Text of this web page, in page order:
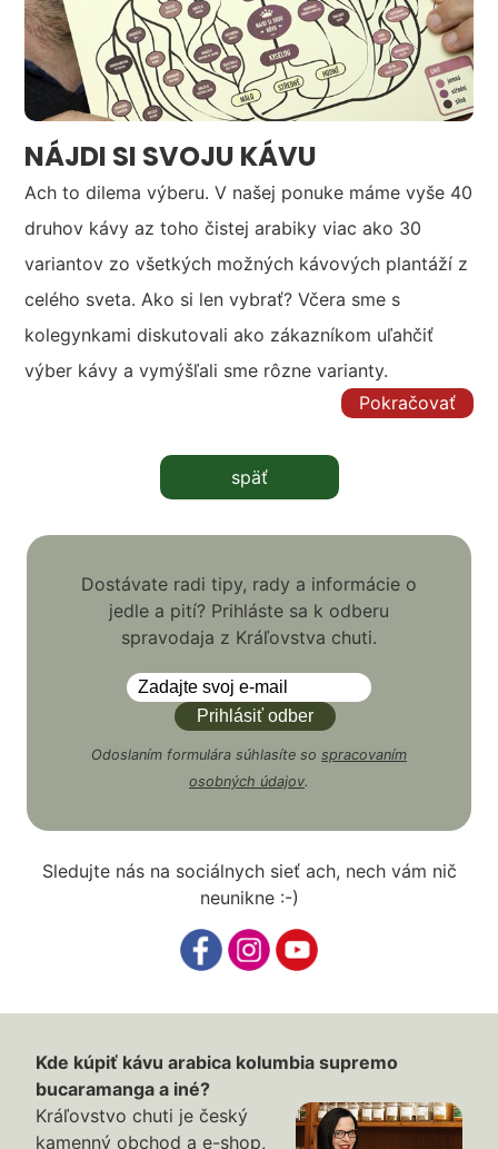
NÁJDI SI SVOJU KÁVU
Ach to dilema výberu. V našej ponuke máme vyše 40
druhov kávy az toho čistej arabiky viac ako 30
variantov zo všetkých možných kávových plantáží z
celého sveta. Ako si len vybrať? Včera sme s
kolegynkami diskutovali ako zákazníkom uľahčiť
výber kávy a vymýšľali sme rôzne varianty.
Pokračovať
späť
Dostávate radi tipy, rady a informácie o
jedle a pití? Prihláste sa k odberu
spravodaja z Kráľovstva chuti.
Odoslaním formulára súhlasíte so spracovaním
osobných údajov.
Sledujte nás na sociálnych sieť ach, nech vám nič
neunikne :-)
Kde kúpiť kávu arabica kolumbia supremo
bucaramanga a iné?
Kráľovstvo chuti je český
kamenný obchod a e-shop,